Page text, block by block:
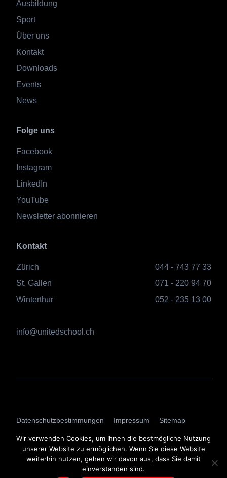
Ausbildung
Sport
Über uns
Kontakt
Downloads
Events
News
Folge uns
Facebook
Instagram
LinkedIn
YouTube
Newsletter abonnieren
Kontakt
Zürich
044 - 743 77 33
St. Gallen
071 - 220 94 70
Winterthur
052 - 235 13 00
info@unitedschool.ch
Datenschutzbestimmungen AGBs
Impressum
Sitemap
Login
Wir verwenden Cookies, um Ihnen die bestmögliche Nutzung
unserer Website zu ermöglichen. Wenn Sie diese Website
weiterhin nutzen, gehen wir davon aus, dass Sie damit
einverstanden sind.